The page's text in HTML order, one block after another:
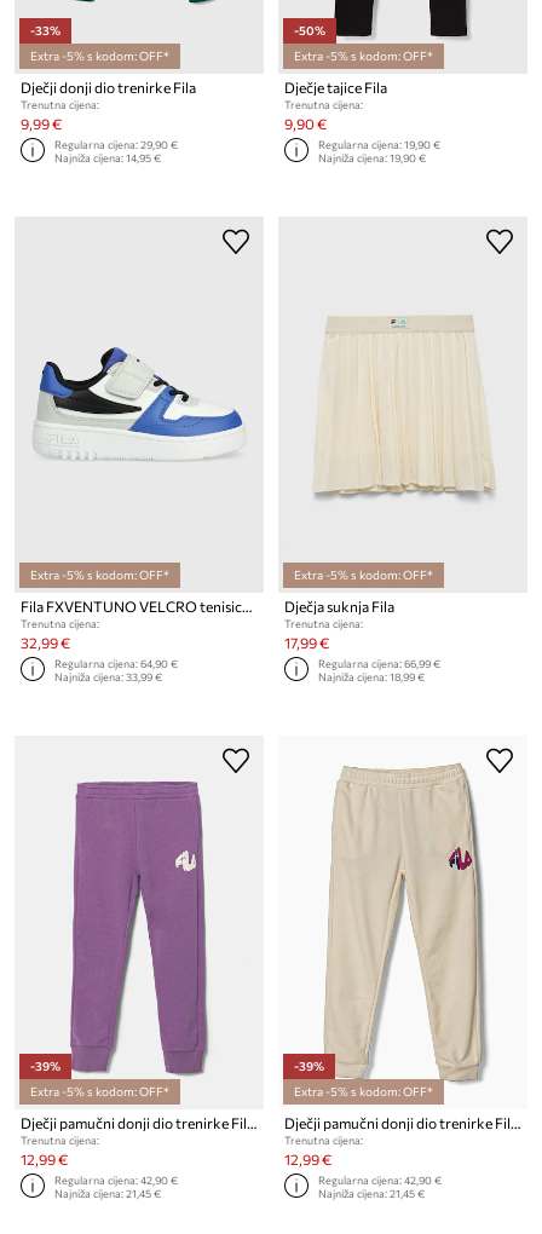
-33%
Extra -5% s kodom: OFF*
Dječji donji dio trenirke Fila
Trenutna cijena:
9,99 €
Regularna cijena:29,90 €
Najniža cijena:14,95 €
-50%
Extra -5% s kodom: OFF*
Dječje tajice Fila
Trenutna cijena:
9,90 €
Regularna cijena:19,90 €
Najniža cijena:19,90 €
Extra -5% s kodom: OFF*
Trenutna cijena:
32,99 €
Regularna cijena:64,90 €
Najniža cijena:33,99 €
Extra -5% s kodom: OFF*
Dječja suknja Fila
Trenutna cijena:
17,99 €
Regularna cijena:66,99 €
Najniža cijena:18,99 €
-39%
Extra -5% s kodom: OFF*
Dječji pamučni donji dio trenirke Fila LICHTENBORN
Trenutna cijena:
12,99 €
Regularna cijena:42,90 €
Najniža cijena:21,45 €
-39%
Extra -5% s kodom: OFF*
Dječji pamučni donji dio trenirke Fila LICHTENBORN
Trenutna cijena:
12,99 €
Regularna cijena:42,90 €
Najniža cijena:21,45 €